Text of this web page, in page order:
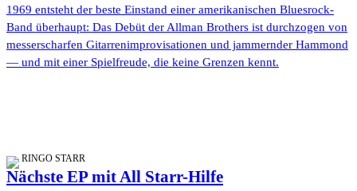
1969 entsteht der beste Einstand einer amerikanischen Bluesrock-
Band überhaupt: Das Debüt der Allman Brothers ist durchzogen von
messerscharfen Gitarrenimprovisationen und jammernder Hammond
— und mit einer Spielfreude, die keine Grenzen kennt.
RINGO STARR
Nächste EP mit All Starr-Hilfe